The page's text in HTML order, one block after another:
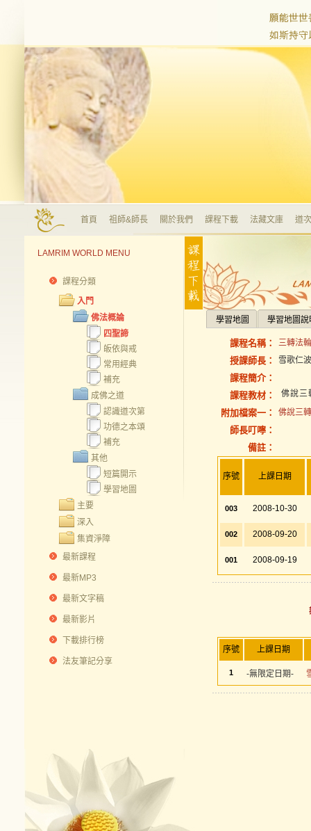
首頁 祖師&師長 關於我們 課程下載 法藏文庫 道
LAMRIM WORLD MENU
課程分類
入門
佛法概論
四聖諦
皈依與戒
常用經典
補充
成佛之道
認識道次第
功德之本頌
補充
其他
短篇開示
學習地圖
主要
深入
集資淨障
最新課程
最新MP3
最新文字稿
最新影片
下載排行榜
法友筆記分享
學習地圖 學習地圖說
課程名稱： 三轉法
授課師長： 雪歌仁
課程簡介：
課程教材：
佛說三
附加檔案一： 佛說三
師長叮嚀：
備註：
序號 上課日期
003 2008-10-30
002 2008-09-20
001 2008-09-19
序號 上課日期
1 -無限定日期-